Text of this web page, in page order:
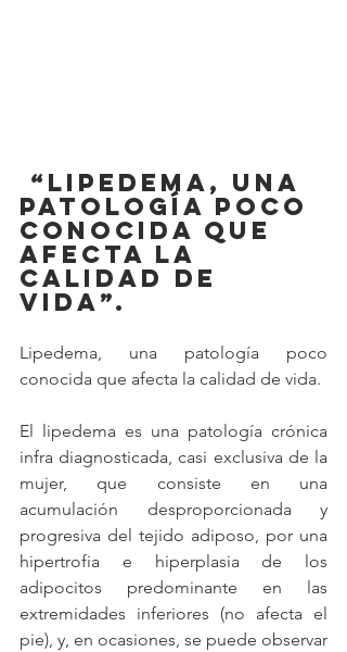
“ LIPEDEMA, UNA
PATOLOGÍA POCO
CONOCIDA QUE
AFECTA LA
CALIDAD DE
VIDA”.
Lipedema, una patología poco
conocida que afecta la calidad de vida.
El lipedema es una patología crónica
infra diagnosticada, casi exclusiva de la
mujer, que consiste en una
acumulación desproporcionada y
progresiva del tejido adiposo, por una
hipertrofia e hiperplasia de los
adipocitos predominante en las
extremidades inferiores (no afecta el
pie), y, en ocasiones, se puede observar